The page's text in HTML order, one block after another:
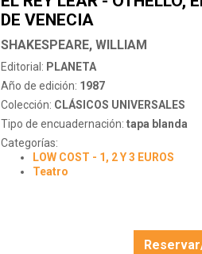
DE VENECIA
SHAKESPEARE, WILLIAM
Editorial: PLANETA
Año de edición: 1987
Colección: CLÁSICOS UNIVERSALES
Tipo de encuadernación: tapa blanda
Categorías:
LOW COST - 1, 2 Y 3 EUROS
Teatro